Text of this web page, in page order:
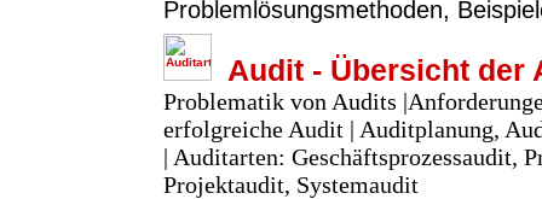
Problemlösungsmethoden,
Audit - Übersicht der
Problematik von Audits
erfolgreiche Audit | Auditplanung,
| Auditarten: Geschäftsprozessaudit,
Projektaudit, Systemaudit